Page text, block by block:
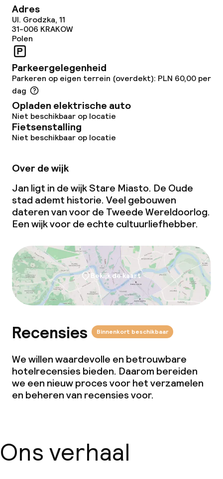
Vergaderruimte
Beleid
Overal rookvrij
Adres
Ul. Grodzka, 11
31-006 KRAKOW
Polen
Parkeergelegenheid
Parkeren op eigen terrein (overdekt): PLN 60,00 per
dag
Opladen elektrische auto
Niet beschikbaar op locatie
Fietsenstalling
Niet beschikbaar op locatie
Over de wijk
Jan ligt in de wijk Stare Miasto. De Oude
stad ademt historie. Veel gebouwen
dateren van voor de Tweede Wereldoorlog.
Een wijk voor de echte cultuurliefhebber.
Bekijk de kaart
Recensies Binnenkort beschikbaar
We willen waardevolle en betrouwbare
hotelrecensies bieden. Daarom bereiden
we een nieuw proces voor het verzamelen
en beheren van recensies voor.
Ons verhaal